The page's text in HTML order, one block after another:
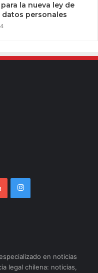
la nueva ley de
personales
en noticias
legal chilena: noticias,